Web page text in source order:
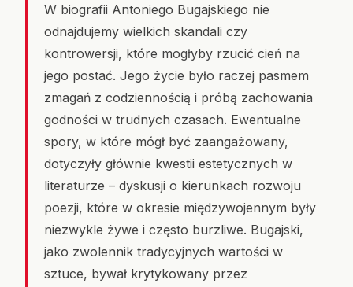
W biografii Antoniego Bugajskiego nie
odnajdujemy wielkich skandali czy
kontrowersji, które mogłyby rzucić cień na
jego postać. Jego życie było raczej pasmem
zmagań z codziennością i próbą zachowania
godności w trudnych czasach. Ewentualne
spory, w które mógł być zaangażowany,
dotyczyły głównie kwestii estetycznych w
literaturze – dyskusji o kierunkach rozwoju
poezji, które w okresie międzywojennym były
niezwykle żywe i często burzliwe. Bugajski,
jako zwolennik tradycyjnych wartości w
sztuce, bywał krytykowany przez